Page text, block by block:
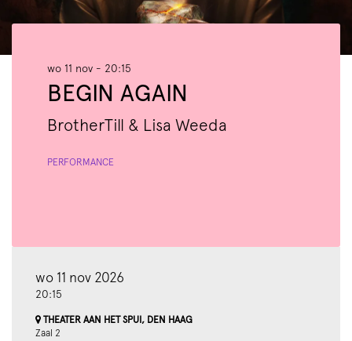
BEGIN AGAIN
BrotherTill & Lisa Weeda
wo 11 nov - 20:15
PERFORMANCE
wo 11 nov 2026
20:15
THEATER AAN HET SPUI, DEN HAAG
Zaal 2